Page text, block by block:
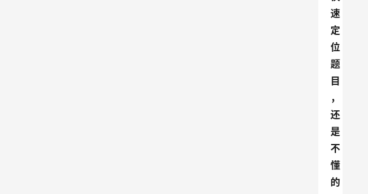
速
定
位
题
目
，
还
是
不
懂
的